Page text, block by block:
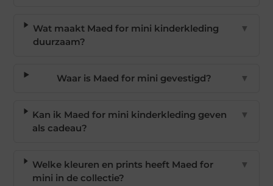
Wat maakt Maed for mini kinderkleding
duurzaam?
▼
Waar is Maed for mini gevestigd? ▼
Kan ik Maed for mini kinderkleding geven
als cadeau?
▼
Welke kleuren en prints heeft Maed for
mini in de collectie?
▼